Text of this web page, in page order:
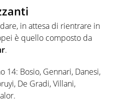
in attesa di rientrare in
è quello composto da
.
14: Bosio, Gennari, Danesi,
De Gradi, Villani,